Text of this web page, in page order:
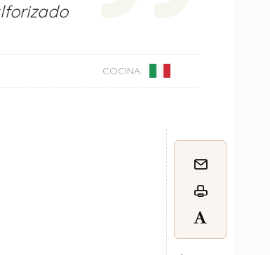
COCINA: